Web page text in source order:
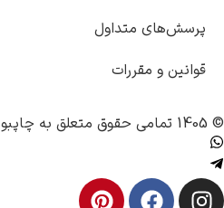
پرسش‌های متداول
قوانین و مقررات
© 1405 تمامی حقوق متعلق به چاپبو